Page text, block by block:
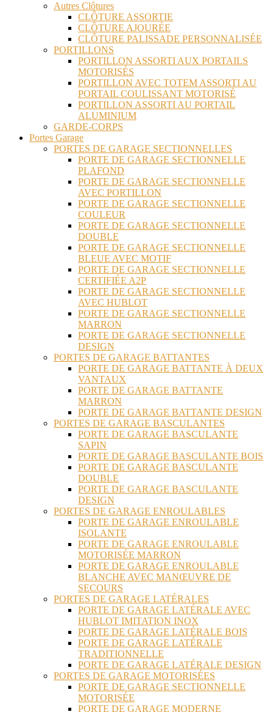
Autres Clôtures
CLÔTURE ASSORTIE
CLÔTURE AJOURÉE
CLÔTURE PALISSADE PERSONNALISÉE
PORTILLONS
PORTILLON ASSORTI AUX PORTAILS
MOTORISÉS
PORTILLON AVEC TOTEM ASSORTI AU
PORTAIL COULISSANT MOTORISÉ
PORTILLON ASSORTI AU PORTAIL
ALUMINIUM
GARDE-CORPS
Portes Garage
PORTES DE GARAGE SECTIONNELLES
PORTE DE GARAGE SECTIONNELLE
PLAFOND
PORTE DE GARAGE SECTIONNELLE
AVEC PORTILLON
PORTE DE GARAGE SECTIONNELLE
COULEUR
PORTE DE GARAGE SECTIONNELLE
DOUBLE
PORTE DE GARAGE SECTIONNELLE
BLEUE AVEC MOTIF
PORTE DE GARAGE SECTIONNELLE
CERTIFIÉE A2P
PORTE DE GARAGE SECTIONNELLE
AVEC HUBLOT
PORTE DE GARAGE SECTIONNELLE
MARRON
PORTE DE GARAGE SECTIONNELLE
DESIGN
PORTES DE GARAGE BATTANTES
PORTE DE GARAGE BATTANTE À DEUX
VANTAUX
PORTE DE GARAGE BATTANTE
MARRON
PORTE DE GARAGE BATTANTE DESIGN
PORTES DE GARAGE BASCULANTES
PORTE DE GARAGE BASCULANTE
SAPIN
PORTE DE GARAGE BASCULANTE BOIS
PORTE DE GARAGE BASCULANTE
DOUBLE
PORTE DE GARAGE BASCULANTE
DESIGN
PORTES DE GARAGE ENROULABLES
PORTE DE GARAGE ENROULABLE
ISOLANTE
PORTE DE GARAGE ENROULABLE
MOTORISÉE MARRON
PORTE DE GARAGE ENROULABLE
BLANCHE AVEC MANŒUVRE DE
SECOURS
PORTES DE GARAGE LATÉRALES
PORTE DE GARAGE LATÉRALE AVEC
HUBLOT IMITATION INOX
PORTE DE GARAGE LATÉRALE BOIS
PORTE DE GARAGE LATÉRALE
TRADITIONNELLE
PORTE DE GARAGE LATÉRALE DESIGN
PORTES DE GARAGE MOTORISÉES
PORTE DE GARAGE SECTIONNELLE
MOTORISÉE
PORTE DE GARAGE MODERNE